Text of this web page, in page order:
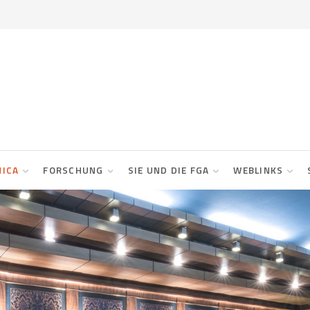
FORSCHUNG SIE UND DIE FGA WEBLINKS